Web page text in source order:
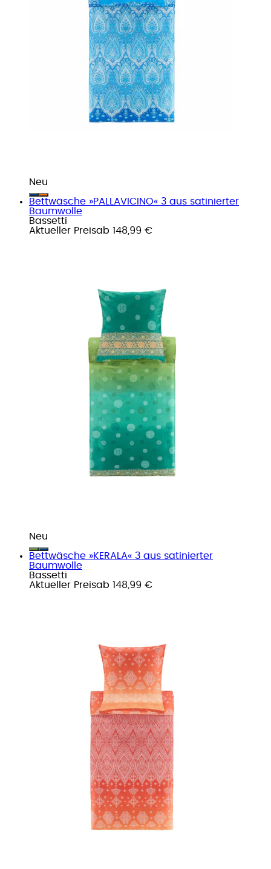
Neu
Bettwäsche »PALLAVICINO« 3 aus satinierter
Baumwolle
Bassetti
Aktueller Preisab 148,99 €
Neu
Bettwäsche »KERALA« 3 aus satinierter
Baumwolle
Bassetti
Aktueller Preisab 148,99 €